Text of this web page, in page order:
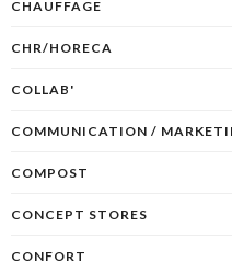
CHAUFFAGE
CHR/HORECA
COLLAB'
COMMUNICATION /
COMPOST
CONCEPT STORES
CONFORT